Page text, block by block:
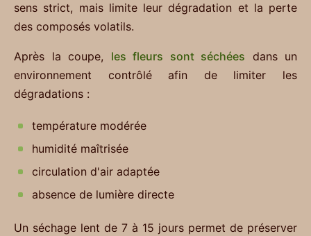
sens strict, mais limite leur dégradation et la perte
des composés volatils.
Après la coupe, les fleurs sont séchées dans un
environnement contrôlé afin de limiter les
dégradations :
température modérée
humidité maîtrisée
circulation d'air adaptée
absence de lumière directe
Un séchage lent de 7 à 15 jours permet de préserver